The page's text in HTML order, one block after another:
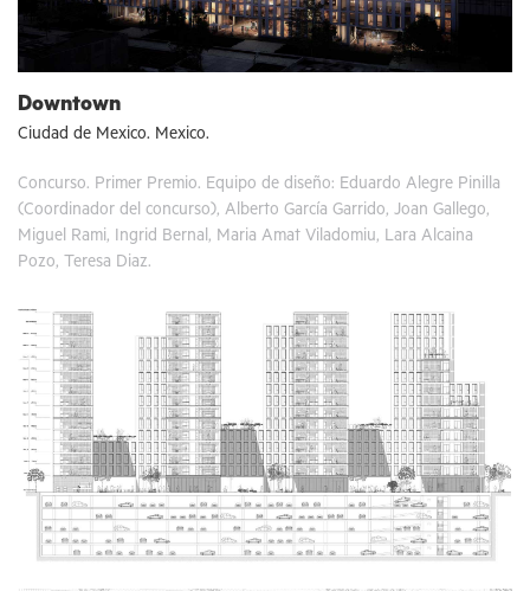
Downtown
Ciudad de Mexico. Mexico.
Concurso. Primer Premio. Equipo de diseño: Eduardo Alegre Pinilla
(Coordinador del concurso), Alberto García Garrido, Joan Gallego,
Miguel Rami, Ingrid Bernal, Maria Amat Viladomiu, Lara Alcaina
Pozo, Teresa Diaz.